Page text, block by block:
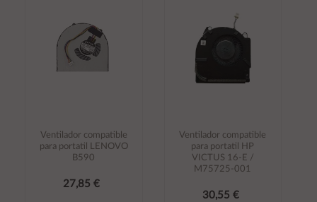
Ventilador compatible
para portatil LENOVO
B590
27,85 €
Ventilador compatible
para portatil HP
VICTUS 16-E /
M75725-001
30,55 €